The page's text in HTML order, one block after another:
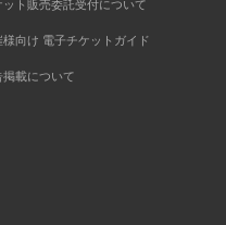
ット販売委託受付について
様向け 電子チケットガイド
掲載について